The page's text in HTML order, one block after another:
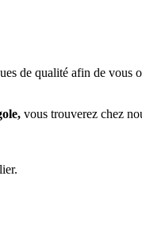
de qualité afin de
vous trouverez chez